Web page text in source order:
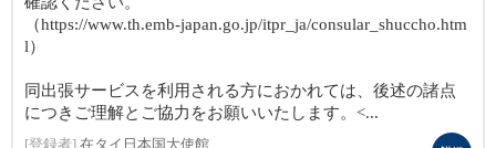
（https://www.th.emb-japan.go.jp/itpr_ja/consular_shuccho.htm
l）
同出張サービスを利用される方におかれては、後述の諸点
につきご理解とご協力をお願いいたします。<...
[登録者] 在タイ日本国大使館